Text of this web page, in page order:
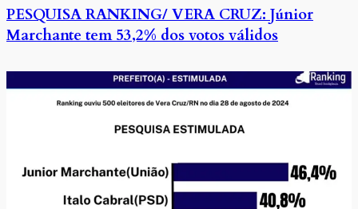
PESQUISA RANKING/ VERA CRUZ: Júnior
Marchante tem 53,2% dos votos válidos